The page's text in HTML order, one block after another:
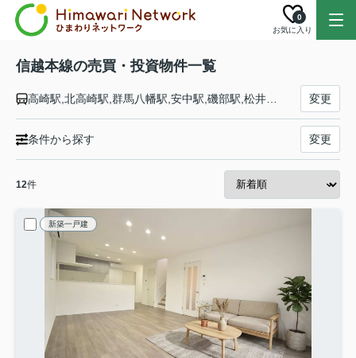
お気に入り
0
信越本線の売買・投資物件一覧
変更
条件から探す 変更
12件
新築一戸建